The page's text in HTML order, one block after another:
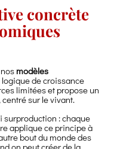
concrète
modèles
logique de croissance
limitées et propose un
sur le vivant.
surproduction : chaque
applique ce principe à
bout du monde des
on peut créer de la